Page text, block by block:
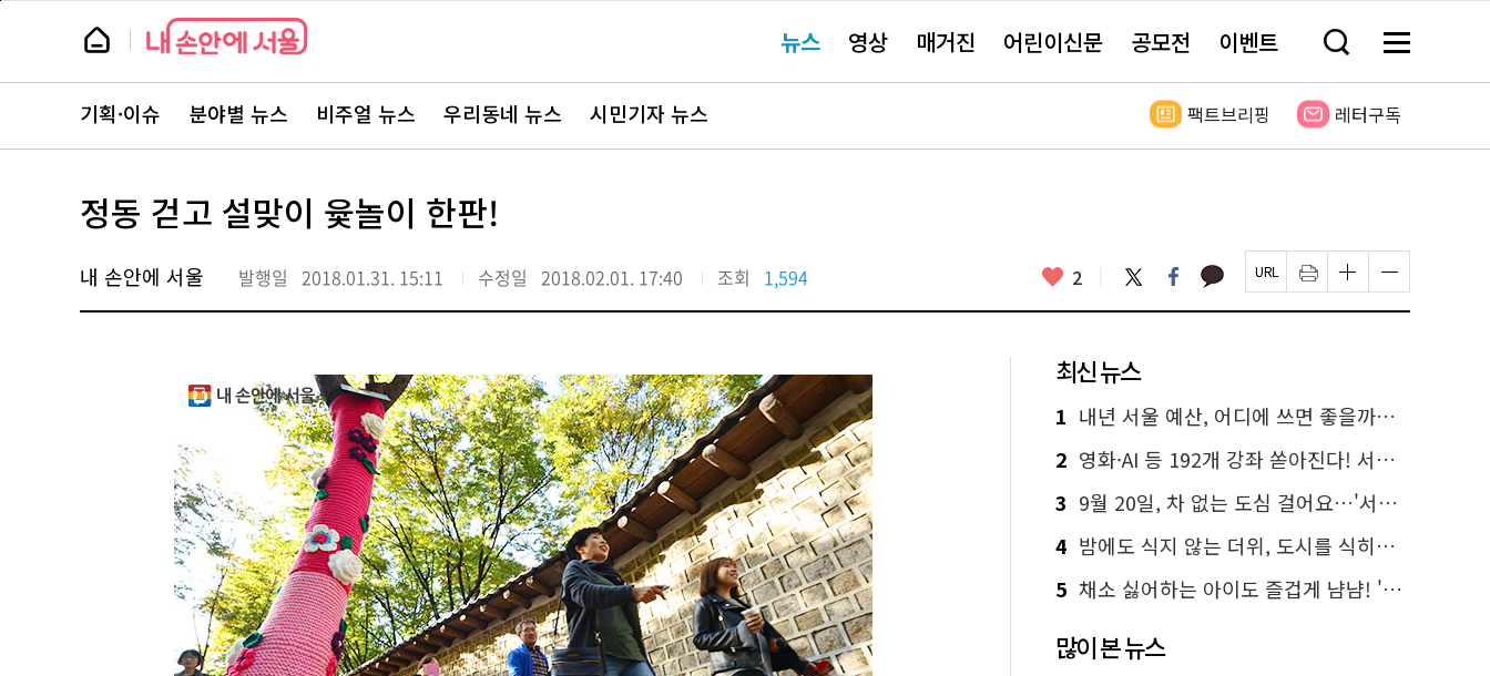
본
뉴
스 요뉴스 영상 매거진 어린이신문 공모전 이벤트 검
창
기
메
전
보
뉴
스
주
서
바
로
기획·이슈 분야별 뉴스 비주얼 뉴스 우리동네 뉴스 시민기자 뉴스 팩트브리핑 레터구독
정동 걷고 설맞이 윷놀이 한판!
내 손안에 서울 발행일 2018.01.31. 15:11 수정일 2018.02.01. 17:40 조회 1,594 좋
요
2 트
위
터
페
이
스
카
카 페
이
지
인
쇄
하
글
자
크
하
기
글
자
크
하
최신 뉴스
1 내년 서울 예산, 어디에 쓰면 좋을까요? 온라인 투표
2 영화·AI 등 192개 강좌 쏟아진다! 서울시민대학 선착순 신청
3 9월 20일, 차 없는 도심 걸어요…'서울 걷자 페스티벌' 선착순 5천명
4 밤에도 식지 않는 더위, 도시를 식히는 시원한 해법은?
5 채소 싫어하는 아이도 즐겁게 냠냠! '찾아가는 서울시 식생활 교육' 현장
많이 본 뉴스
페